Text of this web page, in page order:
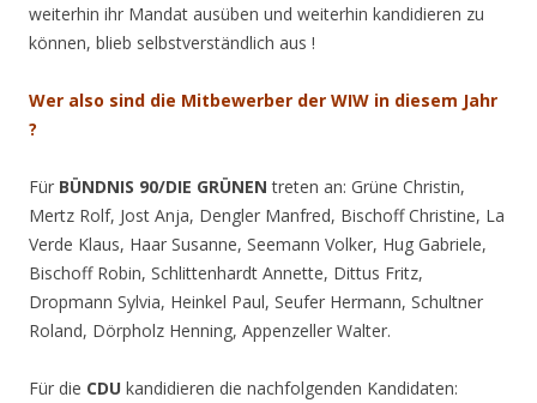
weiterhin ihr Mandat ausüben und weiterhin kandidieren zu
können, blieb selbstverständlich aus !
Wer also sind die Mitbewerber der WIW in diesem Jahr
?
Für BÜNDNIS 90/DIE GRÜNEN treten an: Grüne Christin,
Mertz Rolf, Jost Anja, Dengler Manfred, Bischoff Christine, La
Verde Klaus, Haar Susanne, Seemann Volker, Hug Gabriele,
Bischoff Robin, Schlittenhardt Annette, Dittus Fritz,
Dropmann Sylvia, Heinkel Paul, Seufer Hermann, Schultner
Roland, Dörpholz Henning, Appenzeller Walter.
Für die CDU kandidieren die nachfolgenden Kandidaten: